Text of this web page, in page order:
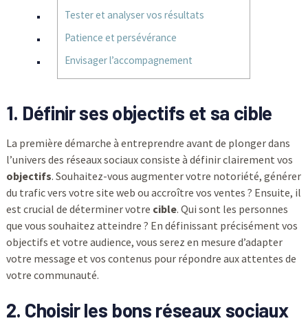
Tester et analyser vos résultats
Patience et persévérance
Envisager l’accompagnement
1. Définir ses objectifs et sa cible
La première démarche à entreprendre avant de plonger dans
l’univers des réseaux sociaux consiste à définir clairement vos
objectifs. Souhaitez-vous augmenter votre notoriété, générer
du trafic vers votre site web ou accroître vos ventes ? Ensuite, il
est crucial de déterminer votre cible. Qui sont les personnes
que vous souhaitez atteindre ? En définissant précisément vos
objectifs et votre audience, vous serez en mesure d’adapter
votre message et vos contenus pour répondre aux attentes de
votre communauté.
2. Choisir les bons réseaux sociaux